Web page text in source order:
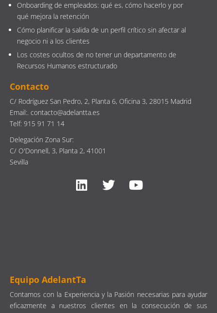
Onboarding de empleados: qué es, cómo hacerlo y por
qué mejora la retención
Cómo planificar la salida de un perfil crítico sin afectar al
negocio ni a los clientes
Los costes ocultos de no tener un departamento de
Recursos Humanos estructurado
Contacto
C/ Rodríguez San Pedro, 2, Planta 6, Oficina 3, 28015 Madrid
Email:. contacto@adelantta.es
Telf: 915 91 71 14
Delegación Zona Sur:
C/ O'Donnell, 3, Planta 2, 41001
Sevilla
Equipo AdelantTa
Contamos con la Experiencia y la Pasión necesarias para ayudar
eficazmente a nuestros clientes en la consecución de sus